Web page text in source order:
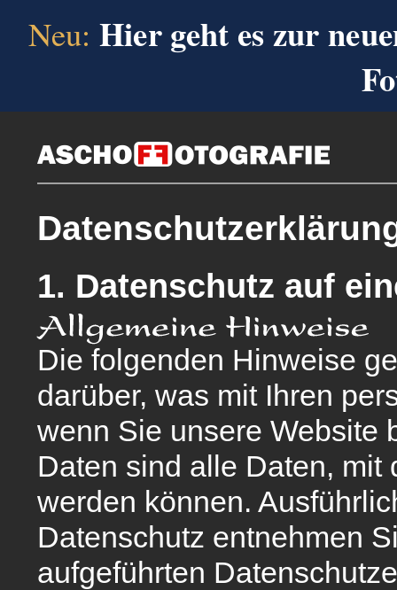
Neu: Hier geht es zur
1. Datenschutz auf
Die folgenden Hinweise
darüber, was mit Ihren
wenn Sie unsere Website
Daten sind alle Daten,
werden können.
Datenschutz entnehmen
aufgeführten